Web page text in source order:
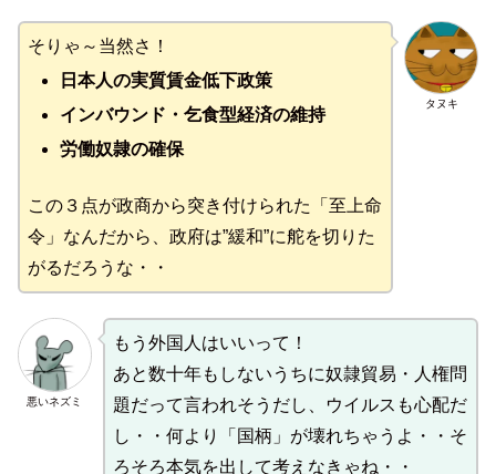
タヌキ
そりゃ～当然さ！
日本人の実質賃金低下政策
インバウンド・乞食型経済の維持
労働奴隷の確保
この３点が政商から突き付けられた「至上命
令」なんだから、政府は”緩和”に舵を切りた
がるだろうな・・
悪いネズミ
もう外国人はいいって！
あと数十年もしないうちに奴隷貿易・人権問
題だって言われそうだし、ウイルスも心配だ
し・・何より「国柄」が壊れちゃうよ・・そ
ろそろ本気を出して考えなきゃね・・